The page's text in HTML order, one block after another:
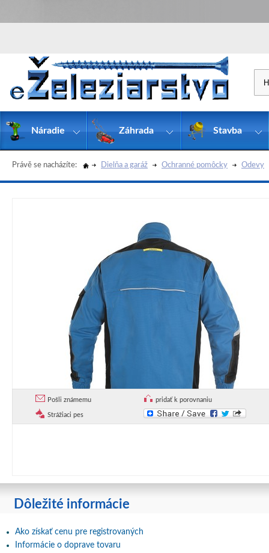
Právě se nacházíte: Dielňa a garáž Ochranné pomôcky Odevy
Pošli známemu pridať k porovnaniu
Strážiaci pes
Dôležité informácie
Ako získať cenu pre registrovaných
Informácie o doprave tovaru
Náradie Záhrada Stavba